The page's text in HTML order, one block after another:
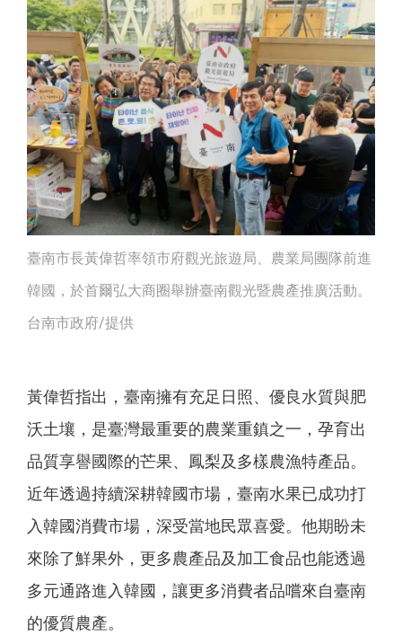
臺南市長黃偉哲率領市府觀光旅遊局、農業局團隊前進
韓國，於首爾弘大商圈舉辦臺南觀光暨農產推廣活動。
台南市政府/提供
黃偉哲指出，臺南擁有充足日照、優良水質與肥
沃土壤，是臺灣最重要的農業重鎮之一，孕育出
品質享譽國際的芒果、鳳梨及多樣農漁特產品。
近年透過持續深耕韓國市場，臺南水果已成功打
入韓國消費市場，深受當地民眾喜愛。他期盼未
來除了鮮果外，更多農產品及加工食品也能透過
多元通路進入韓國，讓更多消費者品嚐來自臺南
的優質農產。